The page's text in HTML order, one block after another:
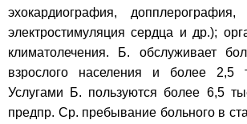
эхокардиография, допплерография,
электростимуляция сердца и др.);
климатолечения. Б. обслуживает
взрослого населения и более 2,5
Услугами Б. пользуются более 6,5
предпр. Ср. пребывание больного в